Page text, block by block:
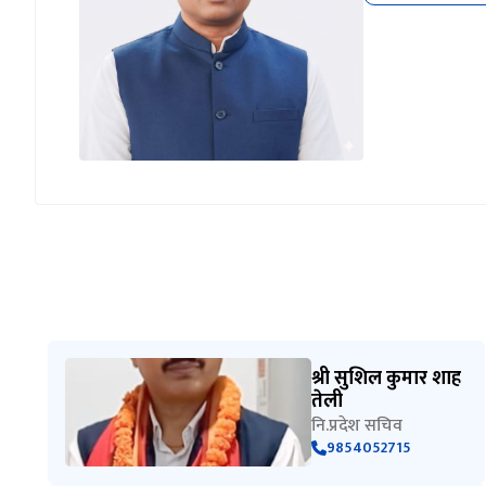
श्री सुशिल कुमार शाह
तेली
नि.प्रदेश सचिव
9854052715